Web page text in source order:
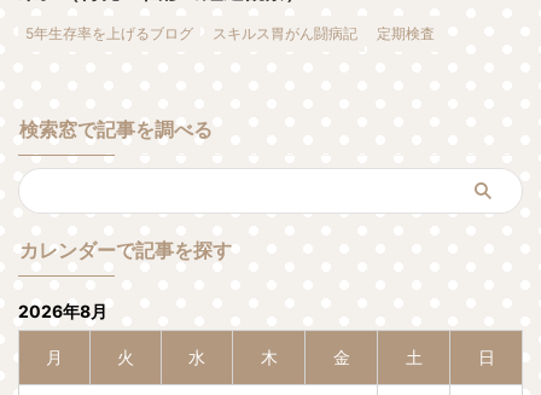
5年生存率を上げるブログ スキルス胃がん闘病記 定期検査
検索窓で記事を調べる
カレンダーで記事を探す
2026年8月
月 火 水 木 金 土 日